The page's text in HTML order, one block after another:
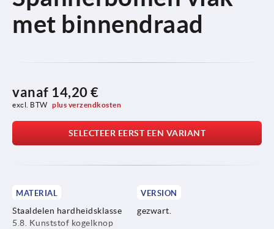
met binnendraad
vanaf 14,20 €
excl. BTW plus verzendkosten
SELECTEER EERST EEN VARIANT
MATERIAL
Staaldelen hardheidsklasse
5.8. Kunststof kogelknop
VERSION
gezwart.